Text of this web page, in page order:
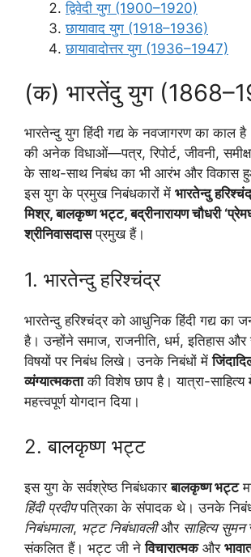
द्विवेदी युग (1900–1920)
छायावाद युग (1918–1936)
छायावादोत्तर युग (1936–1947)
(क) भारतेंदु युग
भारतेन्दु युग हिंदी गद्य के नवजागरण का काल
की अनेक विधाओं—पत्र, रिपोर्ट, जीवनी,
के साथ-साथ निबंध का भी आरंभ और विकास
इस युग के प्रमुख निबंधकारों में भारतेन्दु
मिश्र, बालकृष्ण भट्ट, बद्रीनारायण चौधरी
श्रीनिवासदासप्रमुख हैं।
1. भारतेन्दु हरिश्चंद्र
भारतेन्दु हरिश्चंद्र को आधुनिक हिंदी गद्य का
है। उन्होंने समाज, राजनीति, धर्म, इतिहास और
विषयों पर निबंध लिखे। उनके निबंधों में
व्यंग्यात्मकताकी विशेष छाप है। यात्रा-साहित्य
महत्त्वपूर्ण योगदान दिया।
2. बालकृष्ण भट्ट
इस युग के सर्वश्रेष्ठ निबंधकारबालकृष्ण भट्ट
हिंदी प्रदीपपत्रिका के संपादक थे। उनके
निबंधमाला, भट्ट निबंधावलीऔर साहित्य सुमन
संकलित हैं। भट्ट जी नेविचारात्मकऔर